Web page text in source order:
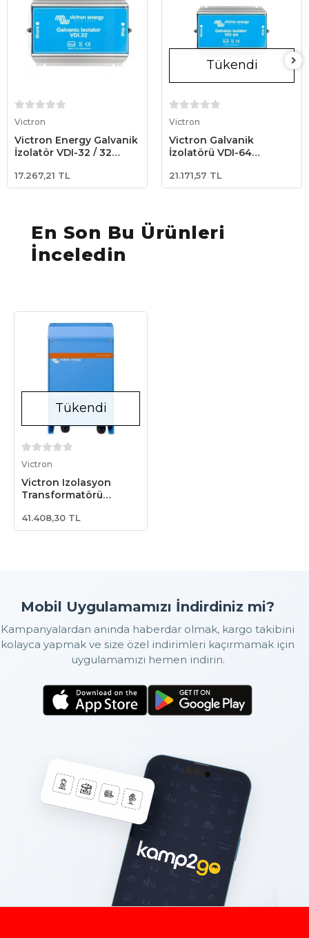
Victron
Victron Energy Galvanik
İzolatör VDI-32 / 32
17.267,21 TL
Tükendi
Victron
Victron Galvanik
İzolatörü VDI-64
(GDI000064000)
21.171,57 TL
En Son Bu Ürünleri
İnceledin
Tükendi
Victron
Victron Izolasyon
Transformatörü
Isolation Transformer
(ITR040362041)
41.408,30 TL
Mobil Uygulamamızı İndirdiniz mi?
Kampanyalardan anında haberdar olmak, kargo takibini
kolayca yapmak ve size özel indirimleri kaçırmamak için
uygulamamızı hemen indirin.